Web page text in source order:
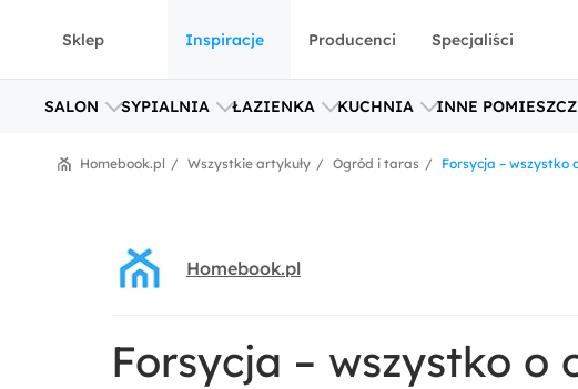
Sklep Inspiracje
SALON SYPIALNIA ŁAZIENKA KUCHNIA INNE
Producenci Specjaliści
Forsycja – wszystko
Ogród i taras
Wszystkie artykuły
Homebook.pl
Homebook.pl
Forsycja – wszystko o